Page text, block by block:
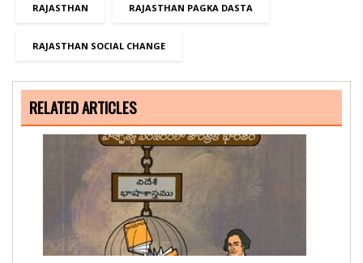
RAJASTHAN RAJASTHAN PAGKA DASTA
RAJASTHAN SOCIAL CHANGE
RELATED ARTICLES